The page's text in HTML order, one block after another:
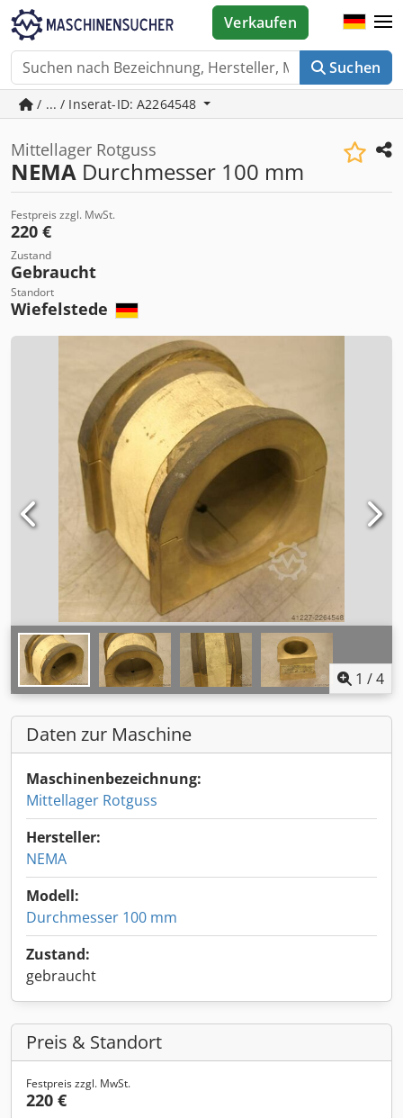
Suchen
Verkaufen
/ ... / Inserat-ID: A2264548
Mittellager Rotguss
NEMA Durchmesser 100 mm
Festpreis zzgl. MwSt.
220 €
Zustand
Gebraucht
Standort
Wiefelstede
1 /4
Daten zur Maschine
Maschinenbezeichnung:
Mittellager Rotguss
Hersteller:
NEMA
Modell:
Durchmesser 100 mm
Zustand:
gebraucht
Preis & Standort
Festpreis zzgl. MwSt.
220 €